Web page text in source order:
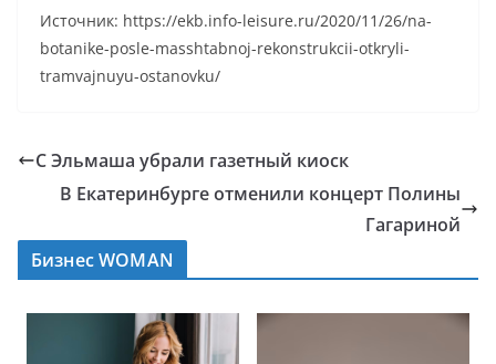
Источник: https://ekb.info-leisure.ru/2020/11/26/na-
botanike-posle-masshtabnoj-rekonstrukcii-otkryli-
tramvajnuyu-ostanovku/
С Эльмаша убрали газетный киоск
В Екатеринбурге отменили концерт Полины
Гагариной
Бизнес WOMAN